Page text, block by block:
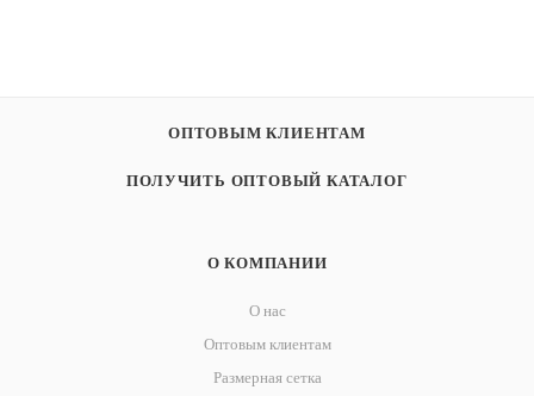
ОПТОВЫМ КЛИЕНТАМ
ПОЛУЧИТЬ ОПТОВЫЙ КАТАЛОГ
О КОМПАНИИ
О нас
Оптовым клиентам
Размерная сетка